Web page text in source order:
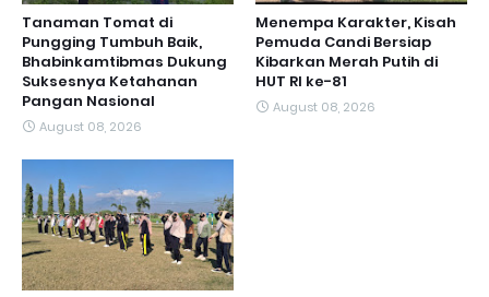
Tanaman Tomat di
Pungging Tumbuh Baik,
Bhabinkamtibmas Dukung
Suksesnya Ketahanan
Pangan Nasional
August 08, 2026
Menempa Karakter, Kisah
Pemuda Candi Bersiap
Kibarkan Merah Putih di
HUT RI ke-81
August 08, 2026